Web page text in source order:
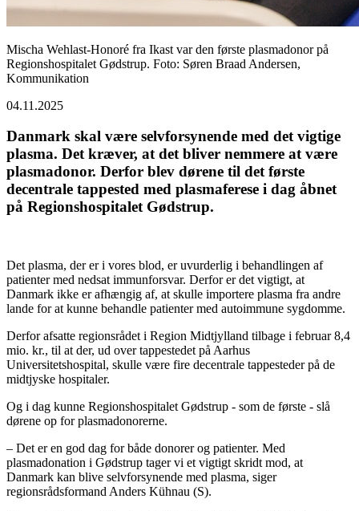
Mischa Wehlast-Honoré fra Ikast var den første plasmadonor på
Regionshospitalet Gødstrup. Foto: Søren Braad Andersen,
Kommunikation
04.11.2025
Danmark skal være selvforsynende med det vigtige
plasma. Det kræver, at det bliver nemmere at være
plasmadonor. Derfor blev dørene til det første
decentrale tappested med plasmaferese i dag åbnet
på Regionshospitalet Gødstrup.
Det plasma, der er i vores blod, er uvurderlig i behandlingen af
patienter med nedsat immunforsvar. Derfor er det vigtigt, at
Danmark ikke er afhængig af, at skulle importere plasma fra andre
lande for at kunne behandle patienter med autoimmune sygdomme.
Derfor afsatte regionsrådet i Region Midtjylland tilbage i februar 8,4
mio. kr., til at der, ud over tappestedet på Aarhus
Universitetshospital, skulle være fire decentrale tappesteder på de
midtjyske hospitaler.
Og i dag kunne Regionshospitalet Gødstrup - som de første - slå
dørene op for plasmadonorerne.
– Det er en god dag for både donorer og patienter. Med
plasmadonation i Gødstrup tager vi et vigtigt skridt mod, at
Danmark kan blive selvforsynende med plasma, siger
regionsrådsformand Anders Kühnau (S).